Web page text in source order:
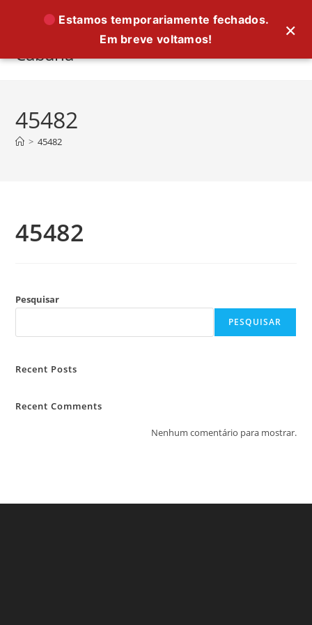
conteúdo
Cabana
45482
> 45482
45482
Pesquisar
PESQUISAR
Recent Posts
Recent Comments
Nenhum comentário para mostrar.
×
Estamos temporariamente fechados.
Em breve voltamos!